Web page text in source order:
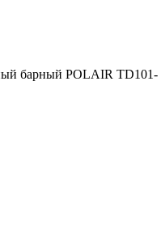
барный POLAIR TD101-